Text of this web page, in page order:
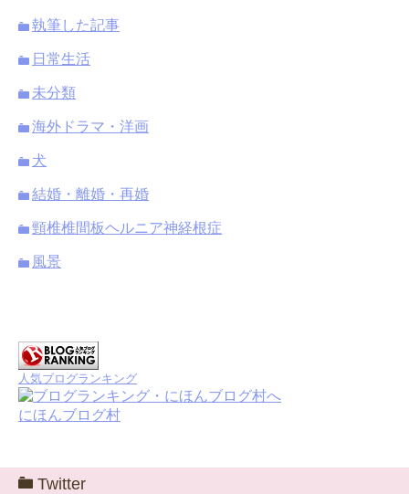
執筆した記事
日常生活
未分類
海外ドラマ・洋画
犬
結婚・離婚・再婚
頸椎椎間板ヘルニア神経根症
風景
人気ブログランキング
にほんブログ村
Twitter